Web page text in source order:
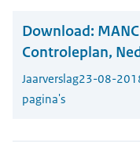
Download:
Controleplan,
Jaarverslag23-08-
pagina's